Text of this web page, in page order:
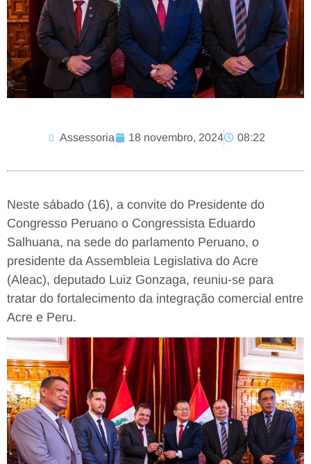
Assessoria 18 novembro, 2024 08:22
Neste sábado (16), a convite do Presidente do
Congresso Peruano o Congressista Eduardo
Salhuana, na sede do parlamento Peruano, o
presidente da Assembleia Legislativa do Acre
(Aleac), deputado Luiz Gonzaga, reuniu-se para
tratar do fortalecimento da integração comercial entre
Acre e Peru.